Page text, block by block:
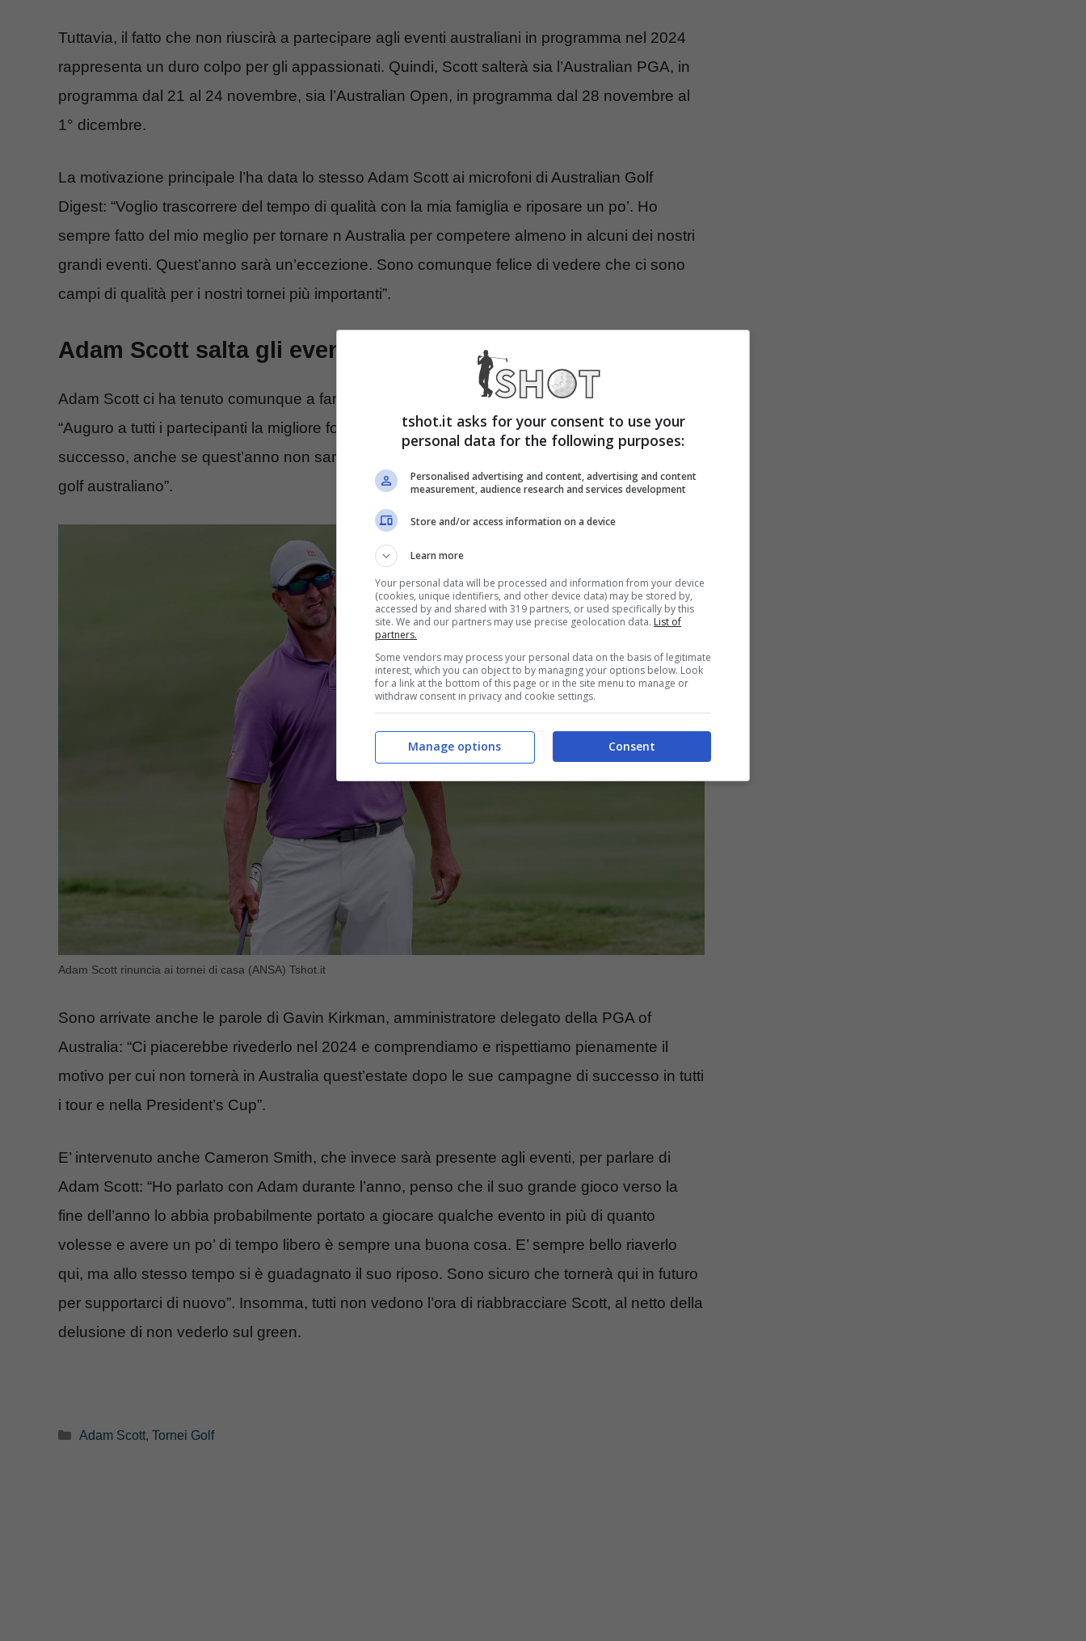
Tuttavia, il fatto che non riuscirà a partecipare agli eventi australiani in programma nel 2024
rappresenta un duro colpo per gli appassionati. Quindi, Scott salterà sia l’Australian PGA, in
programma dal 21 al 24 novembre, sia l’Australian Open, in programma dal 28 novembre al
1° dicembre.
La motivazione principale l’ha data lo stesso Adam Scott ai microfoni di Australian Golf
Digest: “Voglio trascorrere del tempo di qualità con la mia famiglia e riposare un po’. Ho
sempre fatto del mio meglio per tornare n Australia per competere almeno in alcuni dei nostri
grandi eventi. Quest’anno sarà un’eccezione. Sono comunque felice di vedere che ci sono
campi di qualità per i nostri tornei più importanti”.
Adam Scott salta gli eventi australiani, l’annuncio
Adam Scott ci ha tenuto comunque a fare un grosso augurio a chi parteciperà agli eventi:
“Auguro a tutti i partecipanti la migliore fortuna e sono sicuro che i tornei saranno un grande
successo, anche se quest’anno non sarò lì, ringrazio tutti gli sponsor per aver sostenuto il
golf australiano”.
Adam Scott rinuncia ai tornei di casa (ANSA) Tshot.it
Sono arrivate anche le parole di Gavin Kirkman, amministratore delegato della PGA of
Australia: “Ci piacerebbe rivederlo nel 2024 e comprendiamo e rispettiamo pienamente il
motivo per cui non tornerà in Australia quest’estate dopo le sue campagne di successo in tutti
i tour e nella President’s Cup”.
E’ intervenuto anche Cameron Smith, che invece sarà presente agli eventi, per parlare di
Adam Scott: “Ho parlato con Adam durante l’anno, penso che il suo grande gioco verso la
fine dell’anno lo abbia probabilmente portato a giocare qualche evento in più di quanto
volesse e avere un po’ di tempo libero è sempre una buona cosa. E’ sempre bello riaverlo
qui, ma allo stesso tempo si è guadagnato il suo riposo. Sono sicuro che tornerà qui in futuro
per supportarci di nuovo”. Insomma, tutti non vedono l’ora di riabbracciare Scott, al netto della
delusione di non vederlo sul green.
Categorie
Adam Scott, Tornei Golf
tshot.it asks for your consent to use your
personal data for the following purposes:
Personalised advertising and content, advertising and content
measurement, audience research and services development
Store and/or access information on a device
Learn more
Your personal data will be processed and information from your device
(cookies, unique identifiers, and other device data) may be stored by,
accessed by and shared with 319 partners, or used specifically by this
site. We and our partners may use precise geolocation data. List of
partners.
Some vendors may process your personal data on the basis of legitimate
interest, which you can object to by managing your options below. Look
for a link at the bottom of this page or in the site menu to manage or
withdraw consent in privacy and cookie settings.
Consent
Manage options